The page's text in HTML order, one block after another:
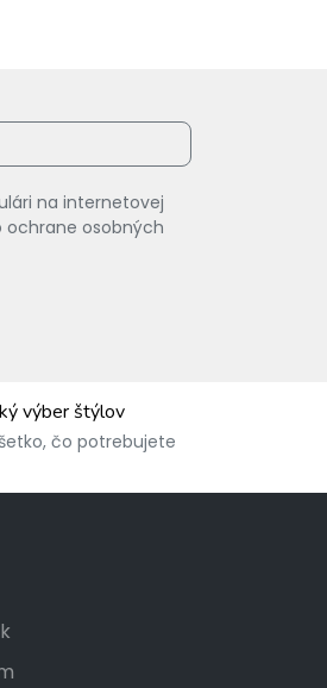
na internetovej
ochrane osobných
výber štýlov
čo potrebujete